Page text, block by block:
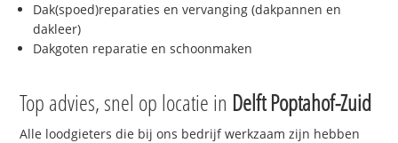
Dak(spoed)reparaties en vervanging (dakpannen en
dakleer)
Dakgoten reparatie en schoonmaken
Top advies, snel op locatie in Delft Poptahof-Zuid
Alle loodgieters die bij ons bedrijf werkzaam zijn hebben